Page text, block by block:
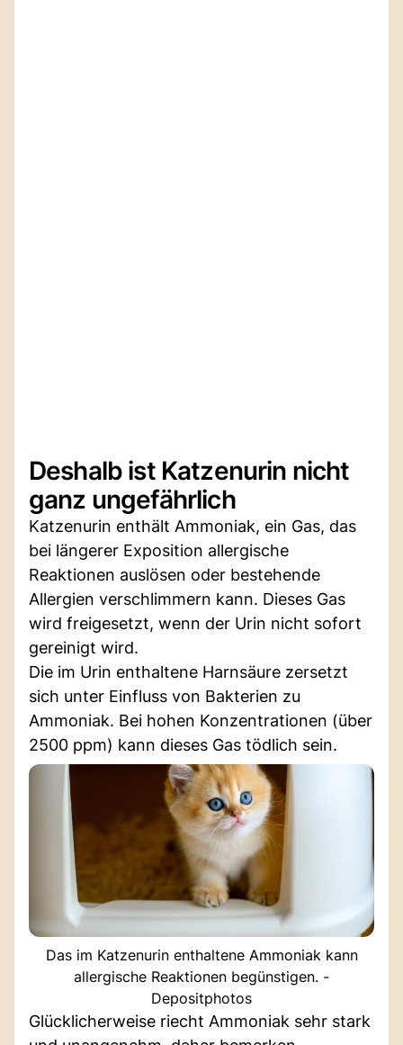
Deshalb ist Katzenurin nicht
ganz ungefährlich
Katzenurin enthält Ammoniak, ein Gas, das
bei längerer Exposition allergische
Reaktionen auslösen oder bestehende
Allergien verschlimmern kann. Dieses Gas
wird freigesetzt, wenn der Urin nicht sofort
gereinigt wird.
Die im Urin enthaltene Harnsäure zersetzt
sich unter Einfluss von Bakterien zu
Ammoniak. Bei hohen Konzentrationen (über
2500 ppm) kann dieses Gas tödlich sein.
Das im Katzenurin enthaltene Ammoniak kann
allergische Reaktionen begünstigen. -
Depositphotos
Glücklicherweise riecht Ammoniak sehr stark